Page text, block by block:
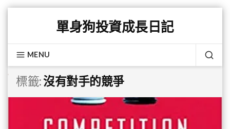
content
單身狗投資成長日記
MENU
標籤:沒有對手的競爭